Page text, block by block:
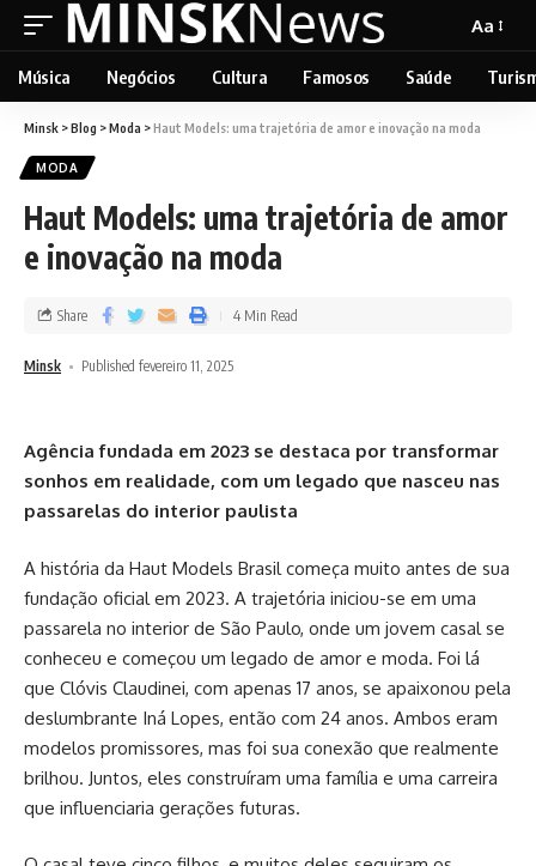
Aa
Música Negócios Cultura Famosos Saúde
Minsk >Blog >Moda >Haut Models: uma trajetória de amor e inovação na moda
MODA
Haut Models: uma trajetória de amor
e inovação na moda
Minsk Published fevereiro 11, 2025
Share 4 Min Read
Agência fundada em 2023 se destaca por transformar
sonhos em realidade, com um legado que nasceu nas
passarelas do interior paulista
A história da Haut Models Brasil começa muito antes de sua
fundação oficial em 2023. A trajetória iniciou-se em uma
passarela no interior de São Paulo, onde um jovem casal se
conheceu e começou um legado de amor e moda. Foi lá
que Clóvis Claudinei, com apenas 17 anos, se apaixonou pela
deslumbrante Iná Lopes, então com 24 anos. Ambos eram
modelos promissores, mas foi sua conexão que realmente
brilhou. Juntos, eles construíram uma família e uma carreira
que influenciaria gerações futuras.